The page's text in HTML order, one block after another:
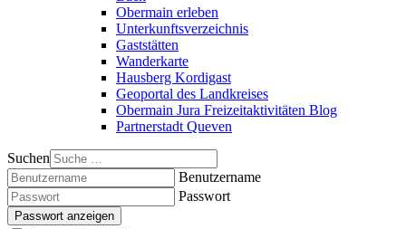
Obermain erleben
Unterkunftsverzeichnis
Gaststätten
Wanderkarte
Hausberg Kordigast
Geoportal des Landkreises
Obermain Jura Freizeitaktivitäten Blog
Partnerstadt Queven
Suchen
Benutzername
Passwort
Passwort anzeigen